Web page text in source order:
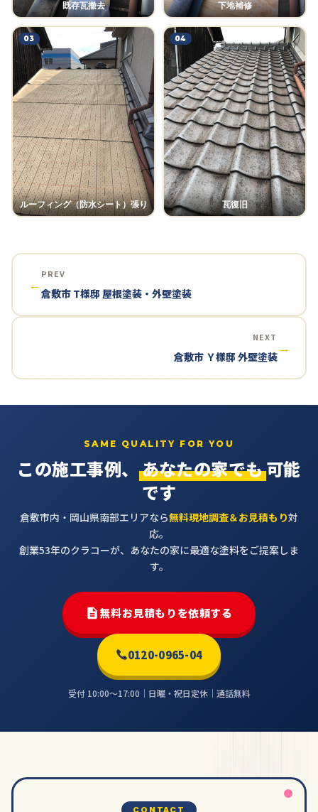
既存瓦撤去 下地補修
03
ルーフィング（防水シート）張り
04
瓦復旧
←
PREV
倉敷市 T様邸 屋根塗装・外壁塗装
NEXT
倉敷市 Ｙ様邸 外壁塗装
→
SAME QUALITY FOR YOU
この施工事例、 あなたの家でも可能
です
倉敷市内・岡山県南部エリアなら無料現地調査＆お見積もり対
応。
創業53年のクラコーが、あなたの家に最適な塗料をご提案しま
す。
無料お見積もりを依頼する
0120-0965-04
受付 10:00〜17:00｜日曜・祝日定休｜通話無料
CONTACT